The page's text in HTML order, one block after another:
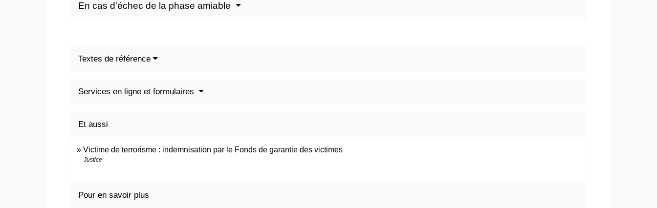
En cas d'échec de la phase amiable
Textes de référence
Services en ligne et formulaires
Et aussi
Victime de terrorisme : indemnisation par le Fonds de garantie des victimes
Justice
Pour en savoir plus